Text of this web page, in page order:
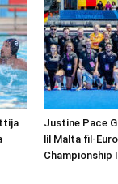
Justine Pace
lil Malta fil-
Championship